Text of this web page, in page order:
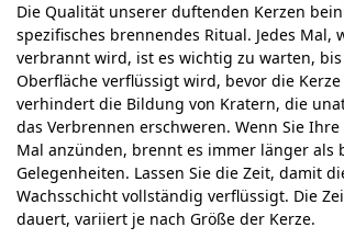
Die Qualität unserer duftenden Kerzen
spezifisches brennendes Ritual. Jedes Mal,
verbrannt wird, ist es wichtig zu warten,
Oberfläche verflüssigt wird, bevor die
verhindert die Bildung von Kratern, die
das Verbrennen erschweren. Wenn Sie
Mal anzünden, brennt es immer länger als
Gelegenheiten. Lassen Sie die Zeit, damit
Wachsschicht vollständig verflüssigt. Die
dauert, variiert je nach Größe der Kerze.